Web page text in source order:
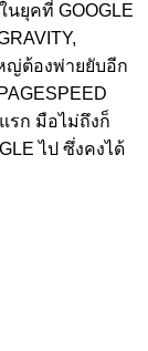
ยุคที่ GOOGLE
ญ่ต้องพ่ายยับอีก
รก มือไม่ถึงก็
ไป ซึ่งคงได้